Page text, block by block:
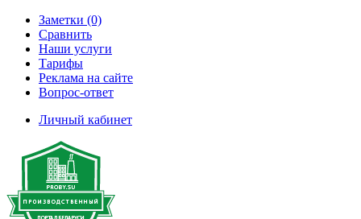
Заметки (0)
Сравнить
Наши услуги
Тарифы
Реклама на сайте
Вопрос-ответ
Личный кабинет